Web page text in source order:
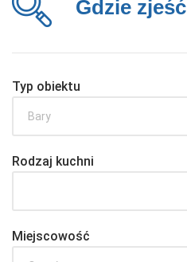
Gdzie zjeść
Typ obiektu
Bary
Rodzaj kuchni
Miejscowość